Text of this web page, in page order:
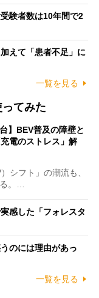
験者数は10年間で2
えて「患者不足」に
一覧を見る
てみた
】BEV普及の障壁と
電のストレス」解
シフト」の潮流も、
。…
感した「フォレスタ
のには理由があっ
一覧を見る